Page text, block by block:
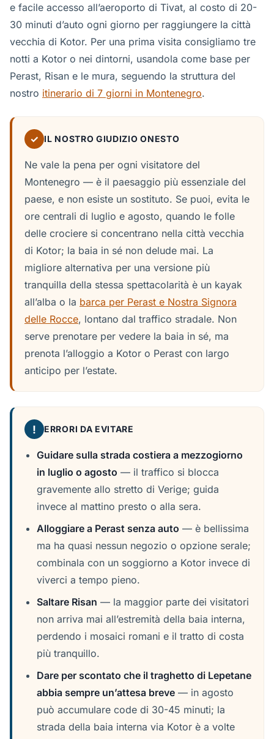
e facile accesso all’aeroporto di Tivat, al costo di 20-
30 minuti d’auto ogni giorno per raggiungere la città
vecchia di Kotor. Per una prima visita consigliamo tre
notti a Kotor o nei dintorni, usandola come base per
Perast, Risan e le mura, seguendo la struttura del
nostro itinerario di 7 giorni in Montenegro.
✓ IL NOSTRO GIUDIZIO ONESTO
Ne vale la pena per ogni visitatore del
Montenegro — è il paesaggio più essenziale del
paese, e non esiste un sostituto. Se puoi, evita le
ore centrali di luglio e agosto, quando le folle
delle crociere si concentrano nella città vecchia
di Kotor; la baia in sé non delude mai. La
migliore alternativa per una versione più
tranquilla della stessa spettacolarità è un kayak
all’alba o la barca per Perast e Nostra Signora
delle Rocce, lontano dal traffico stradale. Non
serve prenotare per vedere la baia in sé, ma
prenota l’alloggio a Kotor o Perast con largo
anticipo per l’estate.
! ERRORI DA EVITARE
Guidare sulla strada costiera a mezzogiorno
in luglio o agosto — il traffico si blocca
gravemente allo stretto di Verige; guida
invece al mattino presto o alla sera.
Alloggiare a Perast senza auto — è bellissima
ma ha quasi nessun negozio o opzione serale;
combinala con un soggiorno a Kotor invece di
viverci a tempo pieno.
Saltare Risan — la maggior parte dei visitatori
non arriva mai all’estremità della baia interna,
perdendo i mosaici romani e il tratto di costa
più tranquillo.
Dare per scontato che il traghetto di Lepetane
abbia sempre un’attesa breve — in agosto
può accumulare code di 30-45 minuti; la
strada della baia interna via Kotor è a volte